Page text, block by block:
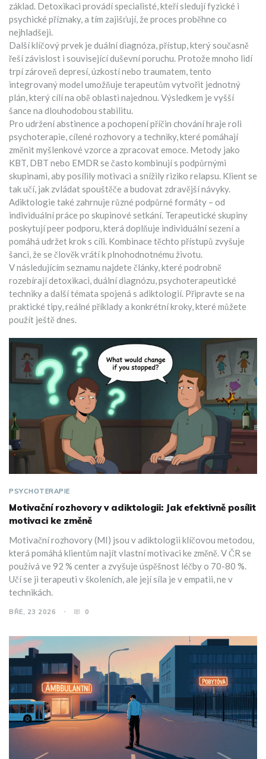
základ. Detoxikaci provádí specialisté, kteří sledují fyzické i
psychické příznaky, a tím zajišťují, že proces proběhne co
nejhladšeji.
Další klíčový prvek je duální diagnóza,přístup, který současně
řeší závislost i související duševní poruchu. Protože mnoho lidí
trpí zároveň depresí, úzkostí nebo traumatem, tento
integrovaný model umožňuje terapeutům vytvořit jednotný
plán, který cílí na obě oblasti najednou. Výsledkem je vyšší
šance na dlouhodobou stabilitu.
Pro udržení abstinence a pochopení příčin chování hraje roli
psychoterapie,cílené rozhovory a techniky, které pomáhají
změnit myšlenkové vzorce a zpracovat emoce. Metody jako
KBT, DBT nebo EMDR se často kombinují s podpůrnými
skupinami, aby posílily motivaci a snížily riziko relapsu. Klient se
tak učí, jak zvládat spouštěče a budovat zdravější návyky.
Adiktologie také zahrnuje různé podpůrné formáty – od
individuální práce po skupinové setkání. Terapeutické skupiny
poskytují peer podporu, která doplňuje individuální sezení a
pomáhá udržet krok s cíli. Kombinace těchto přístupů zvyšuje
šanci, že se člověk vrátí k plnohodnotnému životu.
V následujícím seznamu najdete články, které podrobně
rozebírají detoxikaci, duální diagnózu, psychoterapeutické
techniky a další témata spojená s adiktologií. Připravte se na
praktické tipy, reálné příklady a konkrétní kroky, které můžete
použít ještě dnes.
PSYCHOTERAPIE
Motivační rozhovory v adiktologii: Jak efektivně posílit
motivaci ke změně
Motivační rozhovory (MI) jsou v adiktologii klíčovou metodou,
která pomáhá klientům najít vlastní motivaci ke změně. V ČR se
používá ve 92 % center a zvyšuje úspěšnost léčby o 70-80 %.
Učí se ji terapeuti v školeních, ale její síla je v empatii, ne v
technikách.
BŘE, 23 2026 0